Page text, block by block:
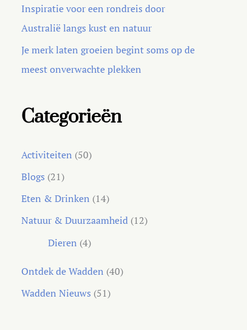
Inspiratie voor een rondreis door
Australië langs kust en natuur
Je merk laten groeien begint soms op de
meest onverwachte plekken
Categorieën
Activiteiten (50)
Blogs (21)
Eten & Drinken (14)
Natuur & Duurzaamheid (12)
Dieren (4)
Ontdek de Wadden (40)
Wadden Nieuws (51)